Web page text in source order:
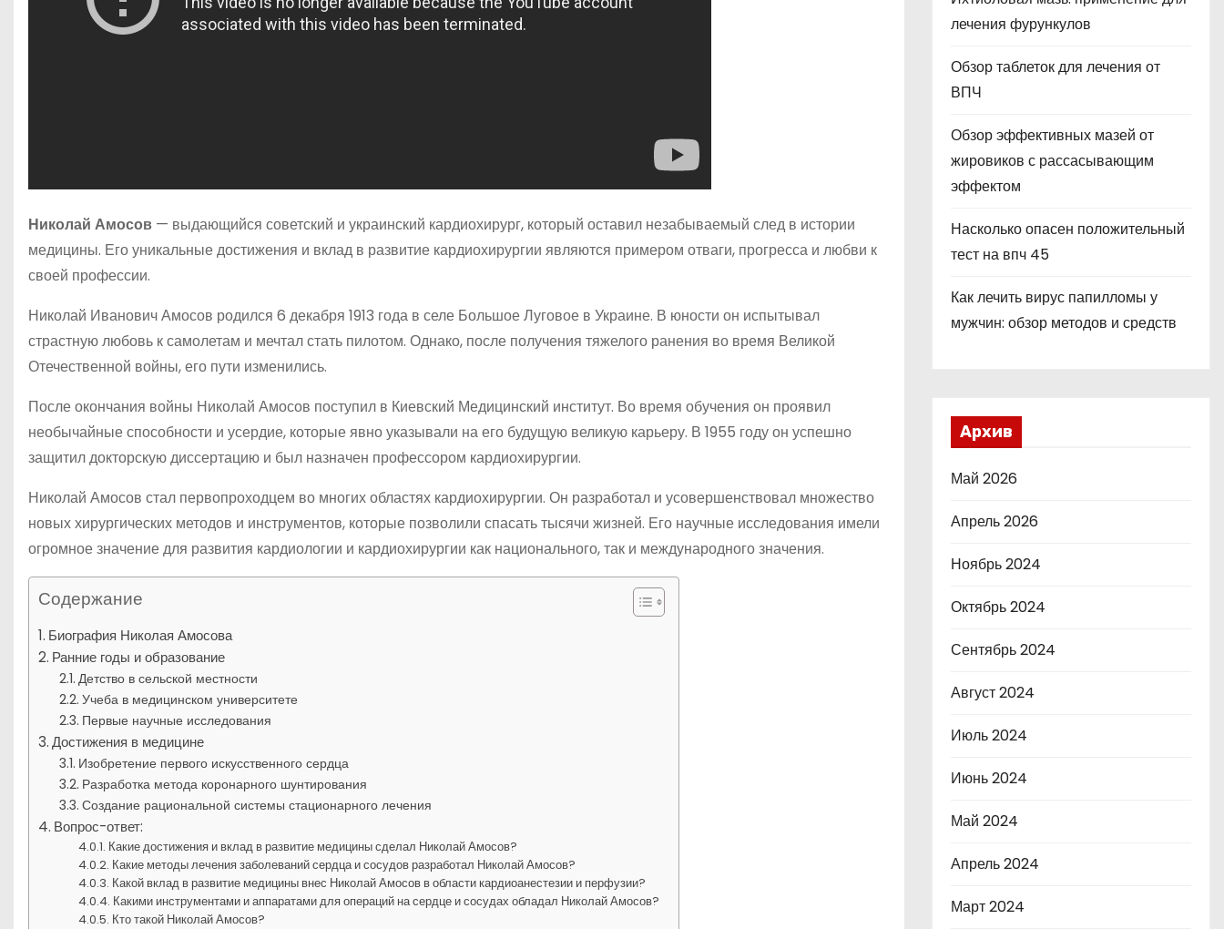
Николай Амосов — выдающийся советский и украинский кардиохирург, который оставил незабываемый след в истории
медицины. Его уникальные достижения и вклад в развитие кардиохирургии являются примером отваги, прогресса и любви к
своей профессии.
Николай Иванович Амосов родился 6 декабря 1913 года в селе Большое Луговое в Украине. В юности он испытывал
страстную любовь к самолетам и мечтал стать пилотом. Однако, после получения тяжелого ранения во время Великой
Отечественной войны, его пути изменились.
После окончания войны Николай Амосов поступил в Киевский Медицинский институт. Во время обучения он проявил
необычайные способности и усердие, которые явно указывали на его будущую великую карьеру. В 1955 году он успешно
защитил докторскую диссертацию и был назначен профессором кардиохирургии.
Николай Амосов стал первопроходцем во многих областях кардиохирургии. Он разработал и усовершенствовал множество
новых хирургических методов и инструментов, которые позволили спасать тысячи жизней. Его научные исследования имели
огромное значение для развития кардиологии и кардиохирургии как национального, так и международного значения.
Содержание
Биография Николая Амосова
Ранние годы и образование
Детство в сельской местности
Учеба в медицинском университете
Первые научные исследования
Достижения в медицине
Изобретение первого искусственного сердца
Разработка метода коронарного шунтирования
Создание рациональной системы стационарного лечения
Вопрос-ответ:
Какие достижения и вклад в развитие медицины сделал Николай Амосов?
Какие методы лечения заболеваний сердца и сосудов разработал Николай Амосов?
Какой вклад в развитие медицины внес Николай Амосов в области кардиоанестезии и перфузии?
Какими инструментами и аппаратами для операций на сердце и сосудах обладал Николай Амосов?
Кто такой Николай Амосов?
лечения фурункулов
Обзор таблеток для лечения от
ВПЧ
Обзор эффективных мазей от
жировиков с рассасывающим
эффектом
Насколько опасен положительный
тест на впч 45
Как лечить вирус папилломы у
мужчин: обзор методов и средств
Архив
Май 2026
Апрель 2026
Ноябрь 2024
Октябрь 2024
Сентябрь 2024
Август 2024
Июль 2024
Июнь 2024
Май 2024
Апрель 2024
Март 2024